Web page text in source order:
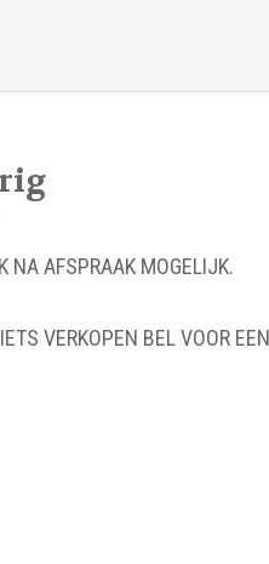
NA AFSPRAAK MOGELIJK.
VERKOPEN BEL VOOR